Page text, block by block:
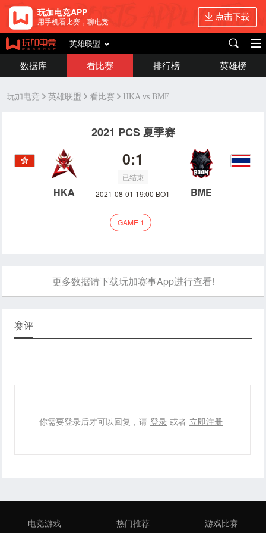
玩加电竞APP
用手机看比赛，聊电竞
英雄联盟
数据库 看比赛 排行榜 英雄榜
玩加电竞 英雄联盟 看比赛 HKA vs BME
2021 PCS 夏季赛
HKA
0:1
已结束
2021-08-01 19:00 BO1
BME
GAME 1
更多数据请下载玩加赛事App进行查看!
赛评
你需要登录后才可以回复，请 登录 或者 立即注册
电竞游戏 热门推荐 游戏比赛